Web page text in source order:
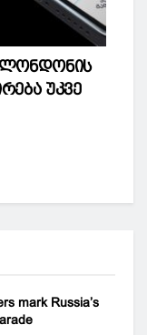
ლონდონის
უკვე
mark Russia’s